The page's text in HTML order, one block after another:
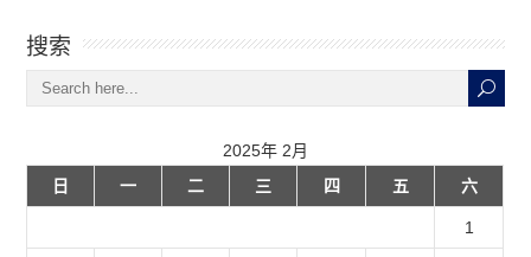
搜索
2025年 2月
日
一 二 三 四 五 六
1